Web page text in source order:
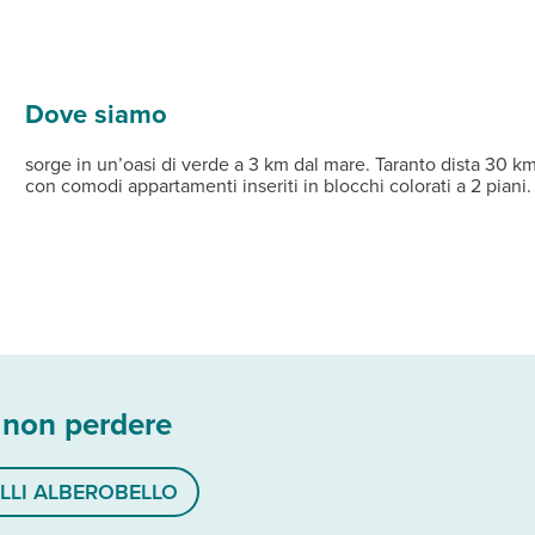
Dove siamo
sorge in un’oasi di verde a 3 km dal mare. Taranto dista 30
con comodi appartamenti inseriti in blocchi colorati a 2 piani.
e con fondale dolcemente digradante ideale per la
condizionata, TV satellitare e veranda o terrazzo. Si
ai pasti. Dispone di snack-bar.
irregolare con spazi ideali per il gioco dei bambini.
su richiesta in prenotazione € 60 a settimana -
e 1 lettino).
perdere
ALBEROBELLO